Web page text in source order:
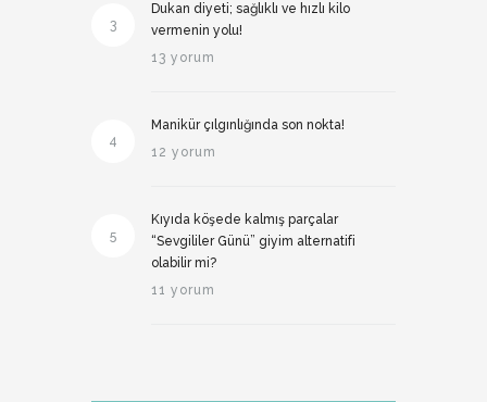
3
Dukan diyeti; sağlıklı ve hızlı kilo
vermenin yolu!
13 yorum
4
Manikür çılgınlığında son nokta!
12 yorum
5
Kıyıda köşede kalmış parçalar
“Sevgililer Günü” giyim alternatifi
olabilir mi?
11 yorum